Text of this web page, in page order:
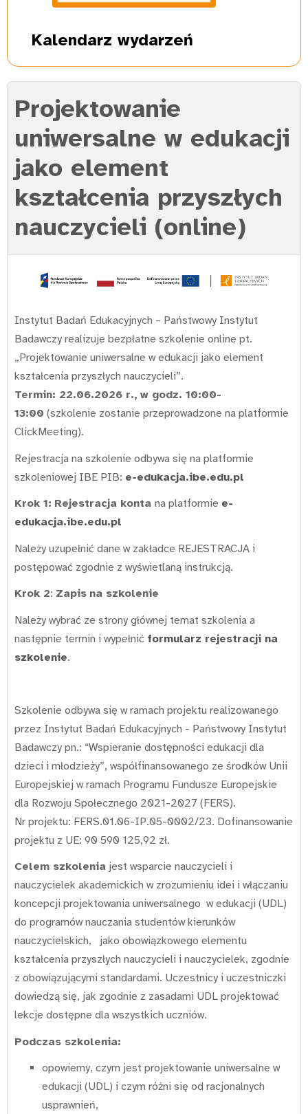
Kalendarz wydarzeń
Projektowanie
uniwersalne w edukacji
jako element
kształcenia przyszłych
nauczycieli (online)
Instytut Badań Edukacyjnych – Państwowy Instytut
Badawczy realizuje bezpłatne szkolenie online pt.
„Projektowanie uniwersalne w edukacji jako element
kształcenia przyszłych nauczycieli”.
Termin: 22.06.2026 r., w godz. 10:00-
13:00 (szkolenie zostanie przeprowadzone na platformie
ClickMeeting).
Rejestracja na szkolenie odbywa się na platformie
szkoleniowej IBE PIB: e-edukacja.ibe.edu.pl
Krok 1: Rejestracja konta na platformie e-
edukacja.ibe.edu.pl
Należy uzupełnić dane w zakładce REJESTRACJA i
postępować zgodnie z wyświetlaną instrukcją.
Krok 2: Zapis na szkolenie
Należy wybrać ze strony głównej temat szkolenia a
następnie termin i wypełnić formularz rejestracji na
szkolenie.
Szkolenie odbywa się w ramach projektu realizowanego
przez Instytut Badań Edukacyjnych - Państwowy Instytut
Badawczy pn.: “Wspieranie dostępności edukacji dla
dzieci i młodzieży”, współfinansowanego ze środków Unii
Europejskiej w ramach Programu Fundusze Europejskie
dla Rozwoju Społecznego 2021-2027 (FERS).
Nr projektu: FERS.01.06-IP.05-0002/23. Dofinansowanie
projektu z UE: 90 590 125,92 zł.
Celem szkolenia jest wsparcie nauczycieli i
nauczycielek akademickich w zrozumieniu idei i włączaniu
koncepcji projektowania uniwersalnego w edukacji (UDL)
do programów nauczania studentów kierunków
nauczycielskich, jako obowiązkowego elementu
kształcenia przyszłych nauczycieli i nauczycielek, zgodnie
z obowiązującymi standardami. Uczestnicy i uczestniczki
dowiedzą się, jak zgodnie z zasadami UDL projektować
lekcje dostępne dla wszystkich uczniów.
Podczas szkolenia:
opowiemy, czym jest projektowanie uniwersalne w
edukacji (UDL) i czym różni się od racjonalnych
usprawnień,